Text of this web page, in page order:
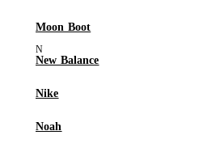
Moon Boot
New Balance
Nike
Noah